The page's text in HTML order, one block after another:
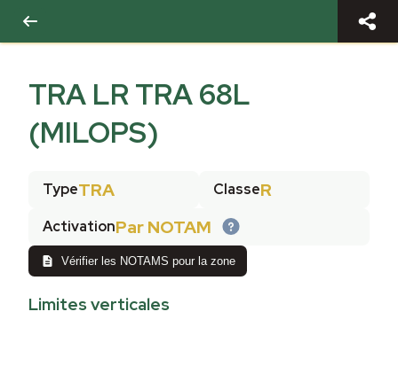
TRA LR TRA 68L
(MILOPS)
TypeTRA ClasseR
ActivationPar NOTAM
Vérifier les NOTAMS pour la zone
Limites verticales